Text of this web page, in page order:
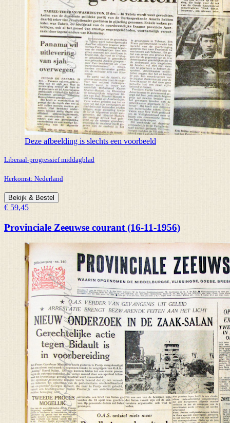
Deze afbeelding is slechts een voorbeeld
Liberaal-progressief middagblad
Herkomst: Nederland
Bekijk & Bestel
€ 59,45
Provinciale Zeeuwse courant (16-11-1956)